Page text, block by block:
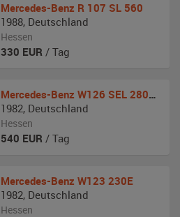
Mercedes-Benz R 107 SL 560
1988, Deutschland
Hessen
330 EUR / Tag
Mercedes-Benz W126 SEL 280 Bestattungswagen
1982, Deutschland
Hessen
540 EUR / Tag
Mercedes-Benz W123 230E
1982, Deutschland
Hessen